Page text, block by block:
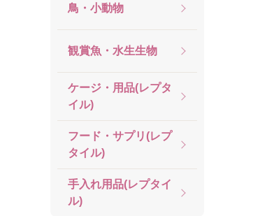
鳥・小動物
観賞魚・水生生物
ケージ・用品(レプタ
イル)
フード・サプリ(レプ
タイル)
手入れ用品(レプタイ
ル)